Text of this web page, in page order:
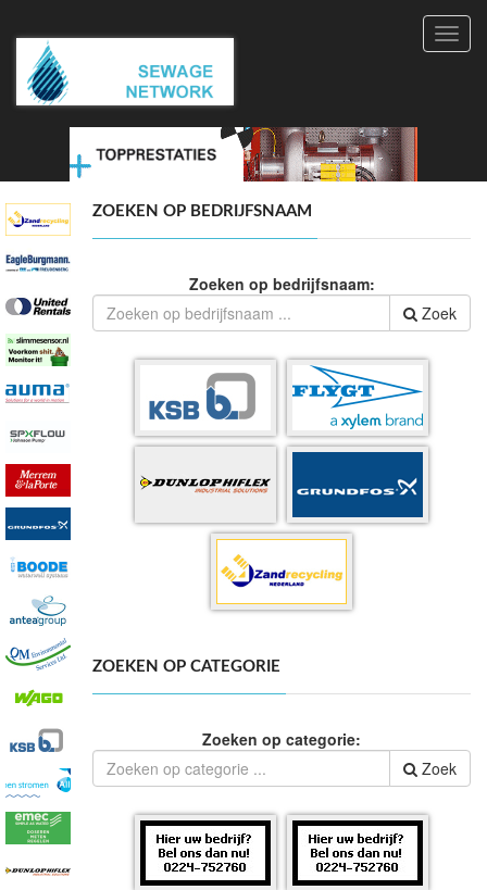
ZOEKEN OP BEDRIJFSNAAM
Zoeken op bedrijfsnaam:
Zoek
ZOEKEN OP CATEGORIE
Zoeken op categorie:
Zoek